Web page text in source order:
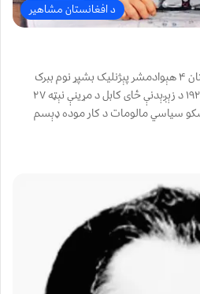
د افغانستان مشاهیر
ببرک کارمل ببرک کارمل د افغانستان ۴ هېوادمشر پېژنليک بشپړ نوم ببرک
کارمل د زېږېدو نېټه ٦ د جنوري، ١٩٢٩ د زېږېدنې ځای کابل د مړينې نېټه ٢٧